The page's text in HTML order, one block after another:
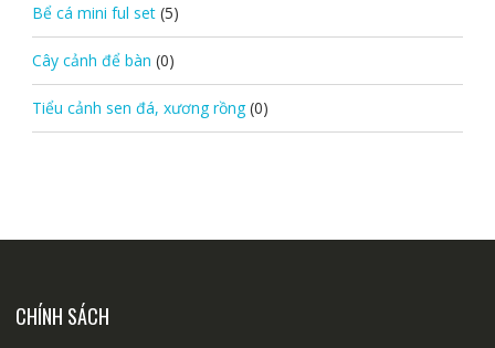
Bể cá mini ful set (5)
Cây cảnh để bàn (0)
Tiểu cảnh sen đá, xương rồng (0)
CHÍNH SÁCH